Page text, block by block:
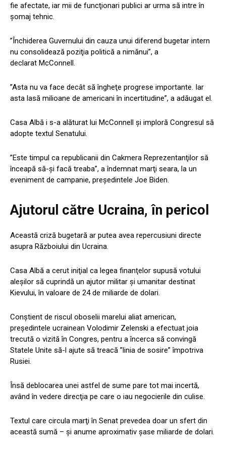
fie afectate, iar mii de funcţionari publici ar urma să intre în
şomaj tehnic.
”Închiderea Guvernului din cauza unui diferend bugetar intern
nu consolidează poziţia politică a nimănui”, a
declarat McConnell.
”Asta nu va face decât să îngheţe progrese importante. Iar
asta lasă milioane de americani în incertitudine”, a adăugat el.
Casa Albă i s-a alăturat lui McConnell şi imploră Congresul să
adopte textul Senatului.
”Este timpul ca republicanii din Cakmera Reprezentanţilor să
înceapă să-şi facă treaba”, a îndemnat marţi seara, la un
eveniment de campanie, preşedintele Joe Biden.
Ajutorul către Ucraina, în pericol
Această criză bugetară ar putea avea repercusiuni directe
asupra Războiului din Ucraina.
Casa Albă a cerut iniţial ca legea finanţelor supusă votului
aleşilor să cuprindă un ajutor militar şi umanitar destinat
Kievului, în valoare de 24 de miliarde de dolari.
Conştient de riscul oboselii marelui aliat american,
preşedintele ucrainean Volodimir Zelenski a efectuat joia
trecută o vizită în Congres, pentru a încerca să convingă
Statele Unite să-l ajute să treacă ”linia de sosire” împotriva
Rusiei.
Însă deblocarea unei astfel de sume pare tot mai incertă,
având în vedere direcţia pe care o iau negocierile din culise.
Textul care circula marţi în Senat prevedea doar un sfert din
această sumă – şi anume aproximativ şase miliarde de dolari.